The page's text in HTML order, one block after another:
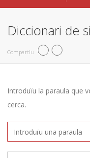
Diccionari de
Compartiu
Introduïu la paraula que
cerca.